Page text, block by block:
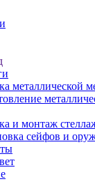
металлической
и монтаж
сейфов и